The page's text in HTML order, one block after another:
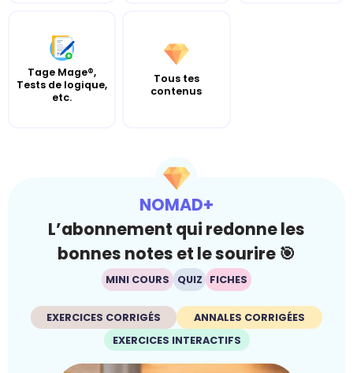
Tage Mage®,
Tests de logique,
etc.
Tous tes
contenus
NOMAD+
L’abonnement qui redonne les
bonnes notes et le sourire 🎯
MINI COURS QUIZ FICHES
EXERCICES CORRIGÉS
ANNALES CORRIGÉES
EXERCICES INTERACTIFS